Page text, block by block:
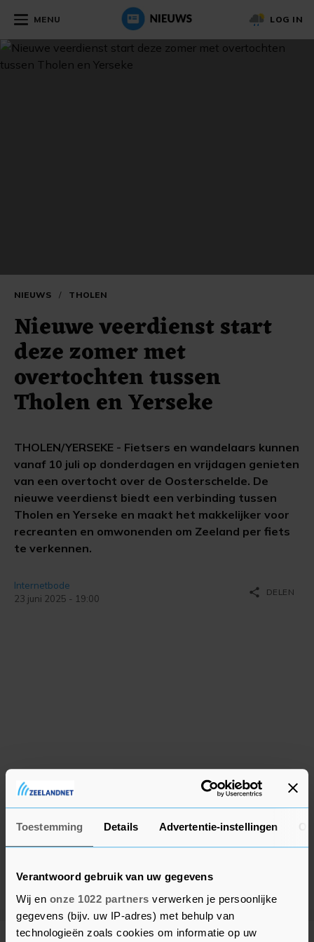
Toestemming Details Advertentie-instellingen
Verantwoord gebruik van uw gegevens
Wij en onze 1022 partners verwerken je persoonlijke
gegevens (bijv. uw IP-adres) met behulp van
technologieën zoals cookies om informatie op uw
MENU LOG IN
NIEUWS / THOLEN
Nieuwe veerdienst start
deze zomer met
overtochten tussen
Tholen en Yerseke
THOLEN/YERSEKE - Fietsers en wandelaars kunnen
vanaf 10 juli op donderdagen en vrijdagen genieten
van een overtocht over de Oosterschelde. De
nieuwe veerdienst biedt een verbinding tussen
Tholen en Yerseke en maakt het makkelijker voor
recreanten en omwonenden om Zeeland per fiets
te verkennen.
Internetbode
23 juni 2025 - 19:00
share DELEN